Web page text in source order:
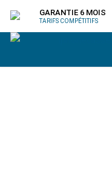
GARANTIE 6 MOIS
TARIFS COMPÉTITIFS